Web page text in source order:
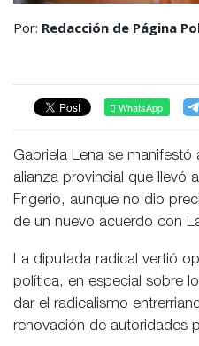
Por: Redacción de Página
WhatsApp
Gabriela Lena se manifestó
alianza provincial que llevó
Frigerio, aunque no dio
de un nuevo acuerdo con
La diputada radical vertió
política, en especial sobre
dar el radicalismo
renovación de autoridades